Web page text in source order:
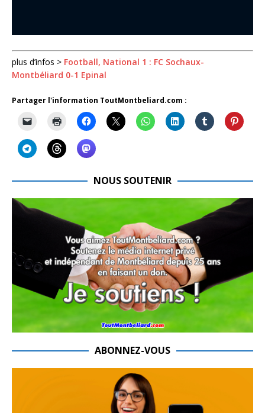
plus d’infos > Football, National 1 : FC Sochaux-
Montbéliard 0-1 Epinal
Partager l'information ToutMontbeliard.com :
NOUS SOUTENIR
ABONNEZ-VOUS